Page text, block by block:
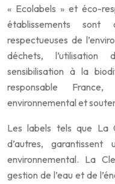
« Ecolabels » et éco-
établissements
respectueuses de
déchets, l’utilisation
sensibilisation à la
responsable
environnemental et
Les labels tels que La
d’autres, garantissent
environnemental. La
gestion de l’eau et de